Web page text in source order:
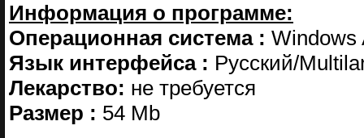
Информация о программе:
Операционная система : Windows
Язык интерфейса : Русский/
Лекарство: не требуется
Размер : 54 Mb